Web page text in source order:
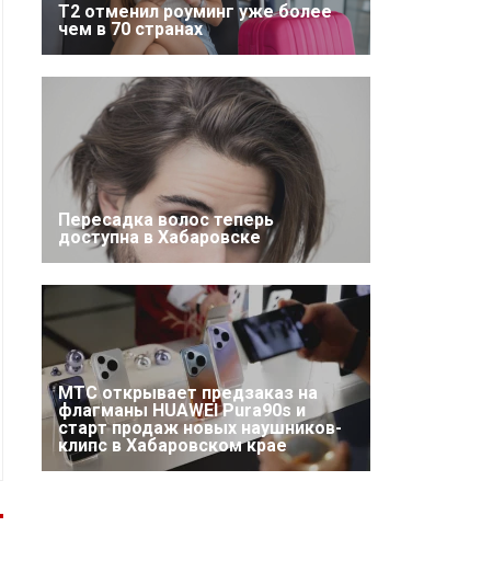
Т2 отменил роуминг уже более
чем в 70 странах
Пересадка волос теперь
доступна в Хабаровске
МТС открывает предзаказ на
флагманы HUAWEI Pura90s и
старт продаж новых наушников-
клипс в Хабаровском крае